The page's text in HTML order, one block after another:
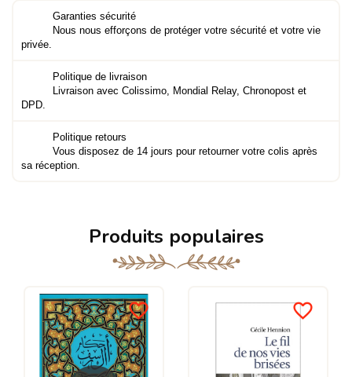
Garanties sécurité
Nous nous efforçons de protéger votre sécurité et votre vie
privée.
Politique de livraison
Livraison avec Colissimo, Mondial Relay, Chronopost et
DPD.
Politique retours
Vous disposez de 14 jours pour retourner votre colis après
sa réception.
Produits populaires
favorite_border favorite_border